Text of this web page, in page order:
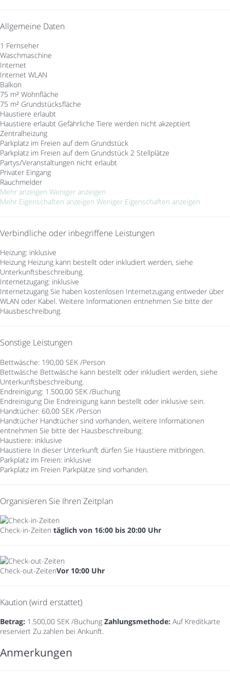
Allgemeine Daten
1 Fernseher
Waschmaschine
Internet
Internet WLAN
Balkon
75 m² Wohnfläche
75 m² Grundstücksfläche
Haustiere erlaubt
Haustiere erlaubt Gefährliche Tiere werden nicht akzeptiert
Zentralheizung
Parkplatz im Freien auf dem Grundstück
Parkplatz im Freien auf dem Grundstück 2 Stellplätze
Partys/Veranstaltungen nicht erlaubt
Privater Eingang
Rauchmelder
Mehr anzeigen Weniger anzeigen
Mehr Eigenschaften anzeigen Weniger Eigenschaften anzeigen
Verbindliche oder inbegriffene Leistungen
Heizung: inklusive
Heizung Heizung kann bestellt oder inkludiert werden, siehe
Unterkunftsbeschreibung.
Internetzugang: inklusive
Internetzugang Sie haben kostenlosen Internetzugang entweder über
WLAN oder Kabel. Weitere Informationen entnehmen Sie bitte der
Hausbeschreibung.
Sonstige Leistungen
Bettwäsche: 190,00 SEK /Person
Bettwäsche Bettwäsche kann bestellt oder inkludiert werden, siehe
Unterkunftsbeschreibung.
Endreinigung: 1.500,00 SEK /Buchung
Endreinigung Die Endreinigung kann bestellt oder inklusive sein.
Handtücher: 60,00 SEK /Person
Handtücher Handtücher sind vorhanden, weitere Informationen
entnehmen Sie bitte der Hausbeschreibung.
Haustiere: inklusive
Haustiere In dieser Unterkunft dürfen Sie Haustiere mitbringen.
Parkplatz im Freien: inklusive
Parkplatz im Freien Parkplätze sind vorhanden.
Organisieren Sie Ihren Zeitplan
Check-in-Zeiten täglich von 16:00 bis 20:00 Uhr
Check-out-ZeitenVor 10:00 Uhr
Kaution (wird erstattet)
Betrag: 1.500,00 SEK /Buchung Zahlungsmethode: Auf Kreditkarte
reserviert Zu zahlen bei Ankunft.
Anmerkungen